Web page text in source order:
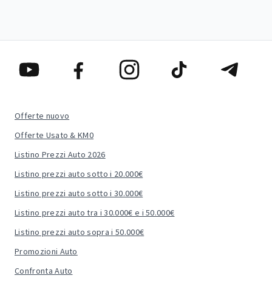
Offerte nuovo
Offerte Usato & KM0
Listino Prezzi Auto 2026
Listino prezzi auto sotto i 20.000€
Listino prezzi auto sotto i 30.000€
Listino prezzi auto tra i 30.000€ e i 50.000€
Listino prezzi auto sopra i 50.000€
Promozioni Auto
Confronta Auto